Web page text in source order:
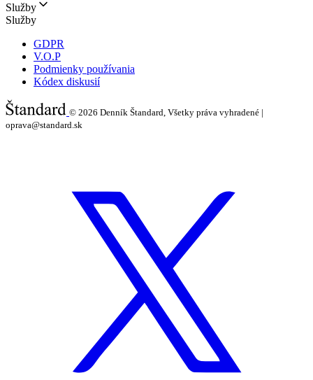
Služby
Služby
GDPR
V.O.P
Podmienky používania
Kódex diskusií
© 2026 Denník Štandard, Všetky práva vyhradené |
oprava@standard.sk